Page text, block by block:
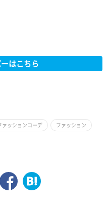
はこちら
ァッションコーデ ファッション